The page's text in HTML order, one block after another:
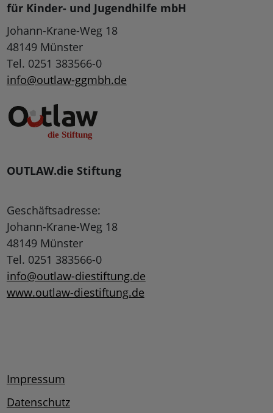
für Kinder- und Jugendhilfe mbH
Johann-Krane-Weg 18
48149 Münster
Tel. 0251 383566-0
info@outlaw-ggmbh.de
OUTLAW.die Stiftung
Geschäftsadresse:
Johann-Krane-Weg 18
48149 Münster
Tel. 0251 383566-0
info@outlaw-diestiftung.de
www.outlaw-diestiftung.de
Impressum
Datenschutz